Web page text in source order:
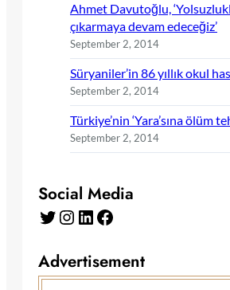
Ahmet Davutoğlu,
çıkarmaya devam edeceğiz’
September 2, 2014
Süryaniler’in 86 yıllık okul
September 2, 2014
Türkiye’nin ‘Yara’sına ölüm
September 2, 2014
Social Media
Twitter Instagram LinkedIn Facebook
Advertisement